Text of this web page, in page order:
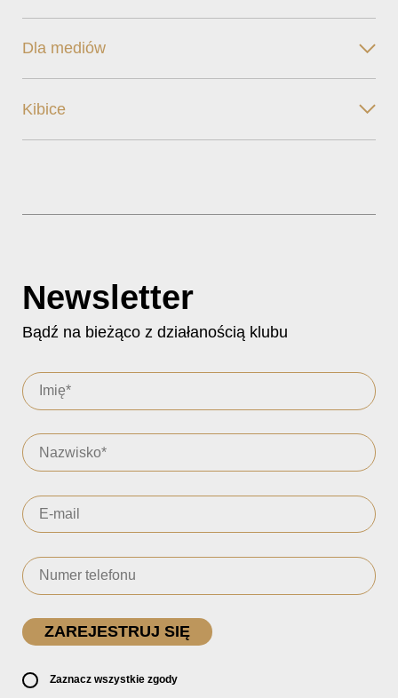
Dla mediów
Kibice
Newsletter
Bądź na bieżąco z działanością klubu
Zaznacz wszystkie zgody